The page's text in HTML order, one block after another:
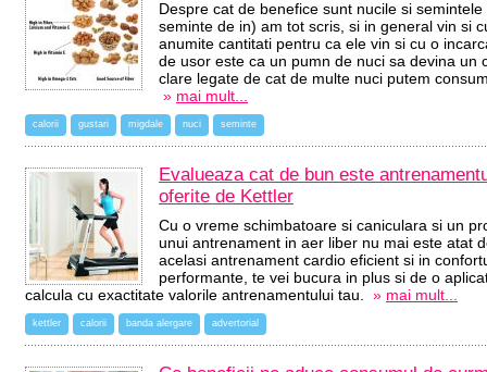
Despre cat de benefice sunt nucile si
seminte de in) am tot scris, si in general vin si
anumite cantitati pentru ca ele vin si cu o
de usor este ca un pumn de nuci sa devina un
clare legate de cat de multe nuci putem
» mai mult...
calorii gustari migdale nuci seminte
Evalueaza cat de bun este
oferite de Kettler
Cu o vreme schimbatoare si caniculara si un
unui antrenament in aer liber nu mai este atat
acelasi antrenament cardio eficient si in
performante, te vei bucura in plus si de o
calcula cu exactitate valorile antrenamentului tau. » mai mult...
kettler calorii banda alergare advertorial